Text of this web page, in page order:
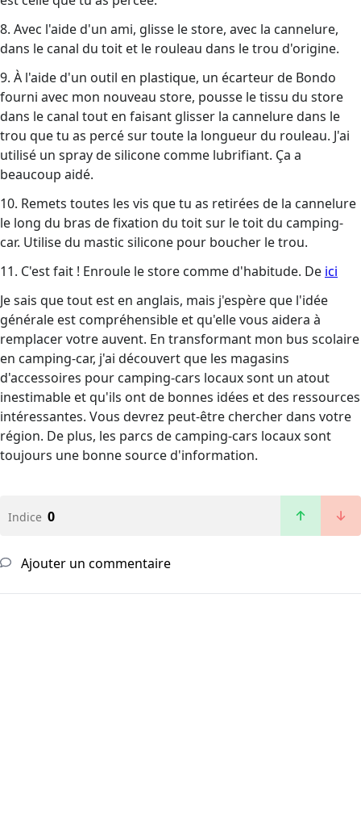
8. Avec l'aide d'un ami, glisse le store, avec la cannelure,
dans le canal du toit et le rouleau dans le trou d'origine.
9. À l'aide d'un outil en plastique, un écarteur de Bondo
fourni avec mon nouveau store, pousse le tissu du store
dans le canal tout en faisant glisser la cannelure dans le
trou que tu as percé sur toute la longueur du rouleau. J'ai
utilisé un spray de silicone comme lubrifiant. Ça a
beaucoup aidé.
10. Remets toutes les vis que tu as retirées de la cannelure
le long du bras de fixation du toit sur le toit du camping-
car. Utilise du mastic silicone pour boucher le trou.
11. C'est fait ! Enroule le store comme d'habitude. De ici
Je sais que tout est en anglais, mais j'espère que l'idée
générale est compréhensible et qu'elle vous aidera à
remplacer votre auvent. En transformant mon bus scolaire
en camping-car, j'ai découvert que les magasins
d'accessoires pour camping-cars locaux sont un atout
inestimable et qu'ils ont de bonnes idées et des ressources
intéressantes. Vous devrez peut-être chercher dans votre
région. De plus, les parcs de camping-cars locaux sont
toujours une bonne source d'information.
Indice 0
Ajouter un commentaire